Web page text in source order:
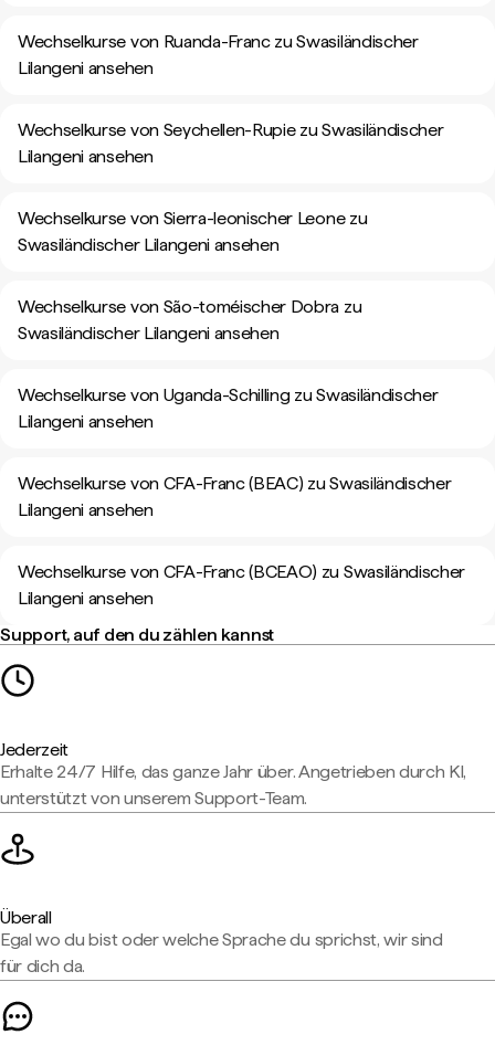
Wechselkurse von Ruanda-Franc zu Swasiländischer
Lilangeni ansehen
Wechselkurse von Seychellen-Rupie zu Swasiländischer
Lilangeni ansehen
Wechselkurse von Sierra-leonischer Leone zu
Swasiländischer Lilangeni ansehen
Wechselkurse von São-toméischer Dobra zu
Swasiländischer Lilangeni ansehen
Wechselkurse von Uganda-Schilling zu Swasiländischer
Lilangeni ansehen
Wechselkurse von CFA-Franc (BEAC) zu Swasiländischer
Lilangeni ansehen
Wechselkurse von CFA-Franc (BCEAO) zu Swasiländischer
Lilangeni ansehen
Support, auf den du zählen kannst
Jederzeit
Erhalte 24/7 Hilfe, das ganze Jahr über. Angetrieben durch KI,
unterstützt von unserem Support-Team.
Überall
Egal wo du bist oder welche Sprache du sprichst, wir sind
für dich da.